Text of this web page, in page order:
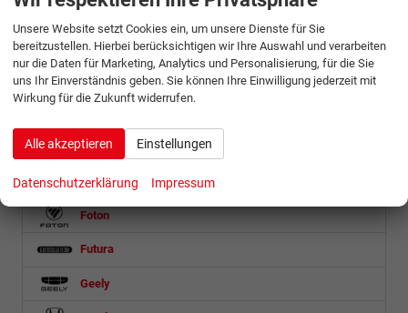
Cupra
Dacia
DS Automobiles
Fiat
Ford
Foton
Futura
Geely
Unsere Website setzt Cookies ein, um unsere Dienste für Sie
bereitzustellen. Hierbei berücksichtigen wir Ihre Auswahl und verarbeiten
nur die Daten für Marketing, Analytics und Personalisierung, für die Sie
uns Ihr Einverständnis geben. Sie können Ihre Einwilligung jederzeit mit
Wirkung für die Zukunft widerrufen.
Alle akzeptieren Einstellungen
Datenschutzerklärung Impressum